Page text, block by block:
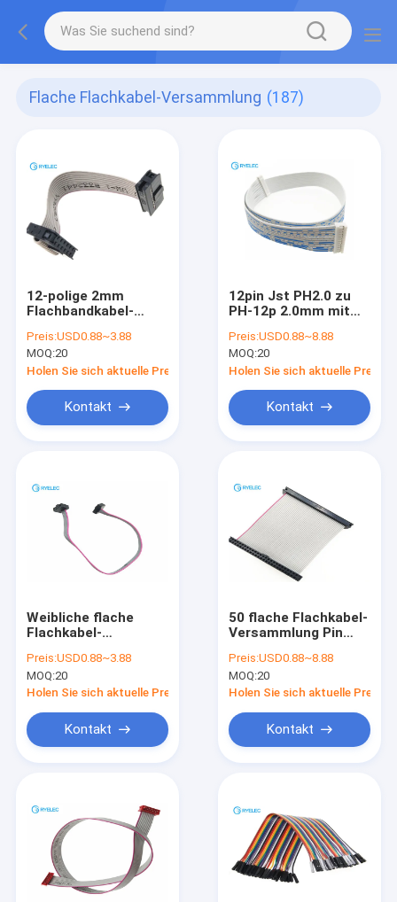
Flache Flachkabel-Versammlung (187)
12-polige 2mm
Flachbandkabel-
Preis:USD0.88~3.88
MOQ:20
Holen Sie sich aktuelle Preis
Kontakt
12pin Jst PH2.0 zu
PH-12p 2.0mm mit
Flachkabel AWM
UL2468 24awg
Preis:USD0.88~8.88
MOQ:20
Holen Sie sich aktuelle Preis
Kontakt
Weibliche flache
Flachkabel-
Pin 100mm FC/IDC-
Sockel-Verbindung
für Ratsche
Preis:USD0.88~3.88
MOQ:20
Holen Sie sich aktuelle Preis
Kontakt
50 flache Flachkabel-
Versammlung Pin
Gold überzogenem
Verbindungsstück
Idc-Sockel-2.0mm
Preis:USD0.88~8.88
MOQ:20
Holen Sie sich aktuelle Preis
Kontakt